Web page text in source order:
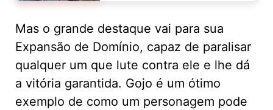
Mas o grande destaque vai para sua
Expansão de Domínio, capaz de paralisar
qualquer um que lute contra ele e lhe dá
a vitória garantida. Gojo é um ótimo
exemplo de como um personagem pode